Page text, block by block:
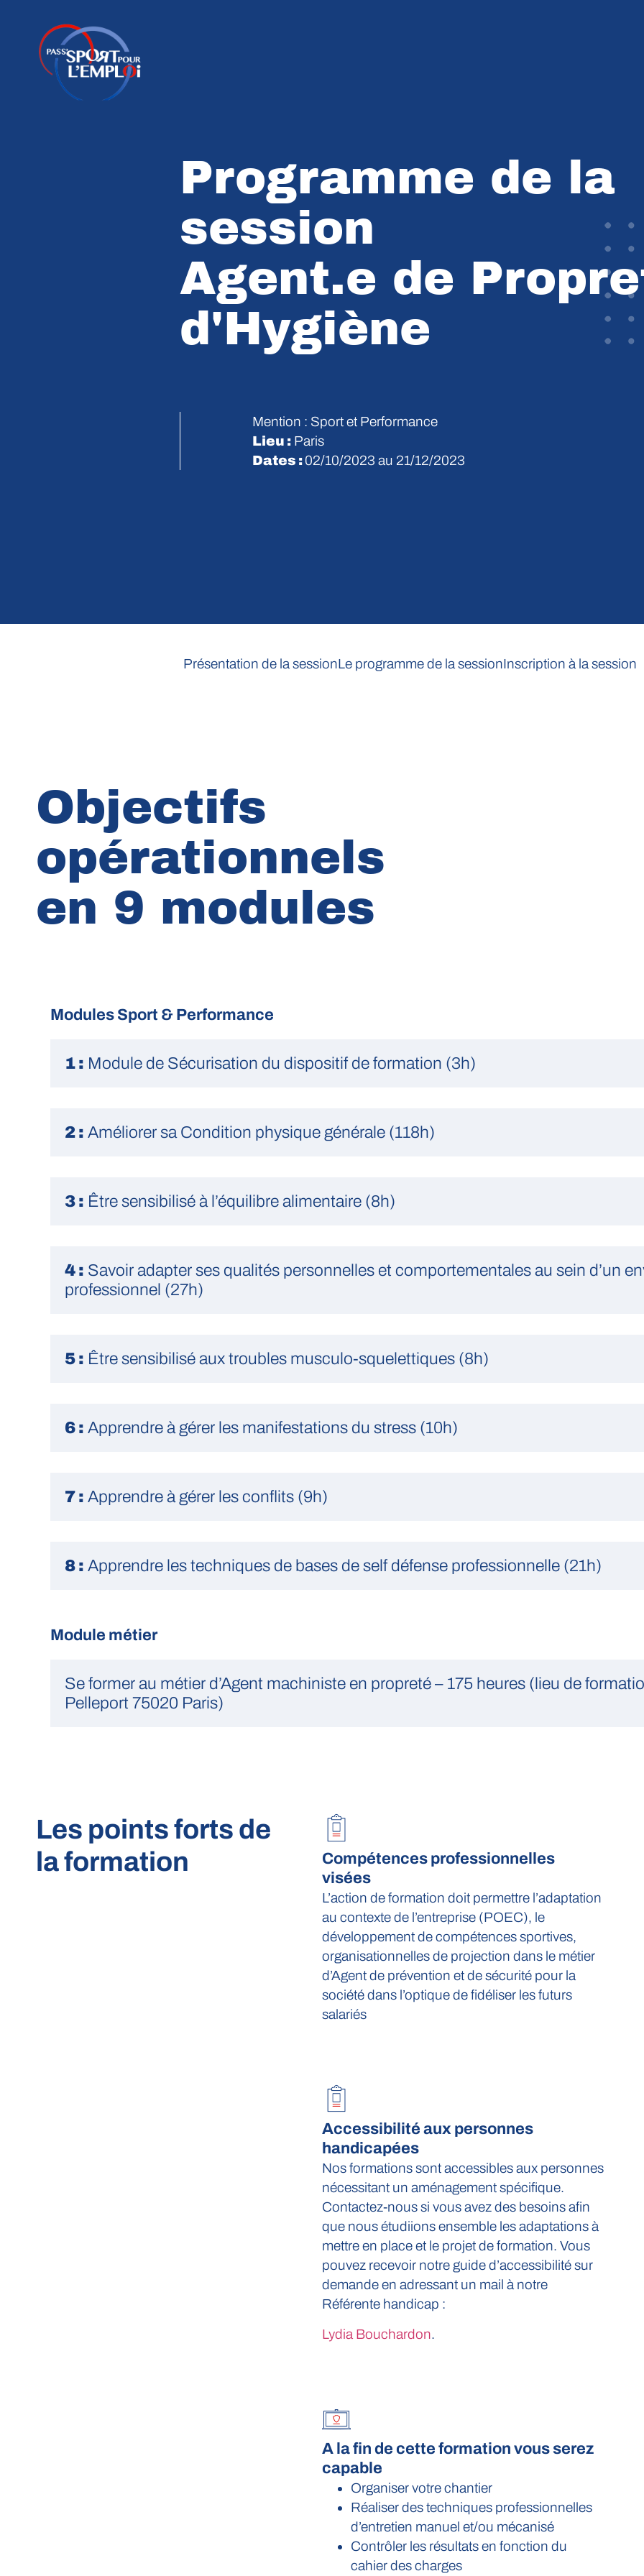
Programme de la
session
Agent.e de
d'Hygiène
Mention : Sport et Performance
Lieu : Paris
Dates :02/10/2023 au 21/12/2023
Présentation de la sessionLe programme de la sessionInscription à la session
Objectifs
opérationnels
en 9 modules
Modules Sport & Performance
1 : Module de Sécurisation du dispositif de formation (3h)
2 : Améliorer sa Condition physique générale (118h)
3 : Être sensibilisé à l’équilibre alimentaire (8h)
4 : Savoir adapter ses qualités personnelles et comportementales au sein d’un
professionnel (27h)
5 : Être sensibilisé aux troubles musculo-squelettiques (8h)
6 : Apprendre à gérer les manifestations du stress (10h)
7 : Apprendre à gérer les conflits (9h)
8 : Apprendre les techniques de bases de self défense professionnelle (21h)
Module métier
Se former au métier d’Agent machiniste en propreté – 175 heures (lieu de
Pelleport 75020 Paris)
Les points forts de
la formation
Compétences professionnelles
visées
L’action de formation doit permettre l’adaptation
au contexte de l’entreprise (POEC), le
développement de compétences sportives,
organisationnelles de projection dans le métier
d’Agent de prévention et de sécurité pour la
société dans l’optique de fidéliser les futurs
salariés
Accessibilité aux personnes
handicapées
Nos formations sont accessibles aux personnes
nécessitant un aménagement spécifique.
Contactez-nous si vous avez des besoins afin
que nous étudiions ensemble les adaptations à
mettre en place et le projet de formation. Vous
pouvez recevoir notre guide d’accessibilité sur
demande en adressant un mail à notre
Référente handicap :
Lydia Bouchardon.
A la fin de cette formation vous serez
capable
Organiser votre chantier
Réaliser des techniques professionnelles
d’entretien manuel et/ou mécanisé
Contrôler les résultats en fonction du
cahier des charges